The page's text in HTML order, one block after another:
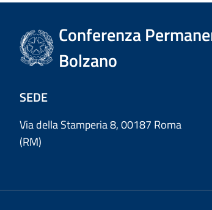
Conferenza
Bolzano
SEDE
Via della Stamperia 8, 00187 Roma
(RM)